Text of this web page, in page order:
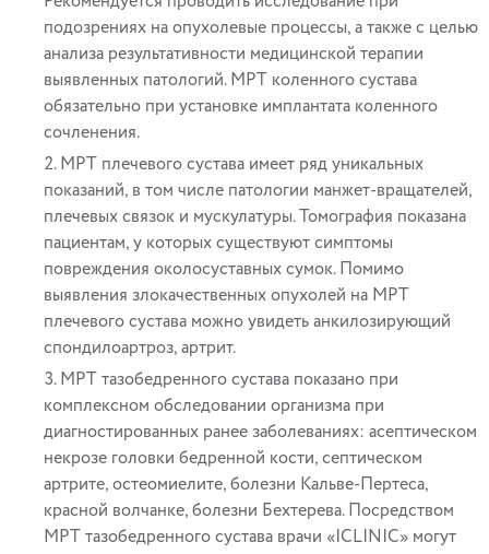
подозрениях на опухолевые процессы, а также с целью
анализа результативности медицинской терапии
выявленных патологий. МРТ коленного сустава
обязательно при установке имплантата коленного
сочленения.
МРТ плечевого сустава имеет ряд уникальных
показаний, в том числе патологии манжет-вращателей,
плечевых связок и мускулатуры. Томография показана
пациентам, у которых существуют симптомы
повреждения околосуставных сумок. Помимо
выявления злокачественных опухолей на МРТ
плечевого сустава можно увидеть анкилозирующий
спондилоартроз, артрит.
МРТ тазобедренного сустава показано при
комплексном обследовании организма при
диагностированных ранее заболеваниях: асептическом
некрозе головки бедренной кости, септическом
артрите, остеомиелите, болезни Кальве-Пертеса,
красной волчанке, болезни Бехтерева. Посредством
МРТ тазобедренного сустава врачи «ICLINIC» могут